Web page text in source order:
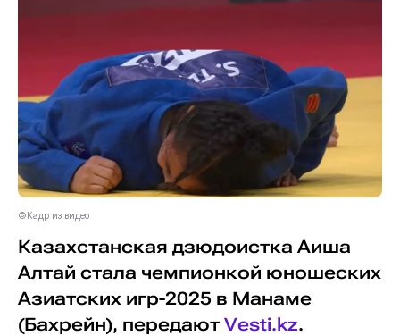
©Кадр из видео
Казахстанская дзюдоистка Аиша
Алтай стала чемпионкой юношеских
Азиатских игр-2025 в Манаме
(Бахрейн), передают Vesti.kz.